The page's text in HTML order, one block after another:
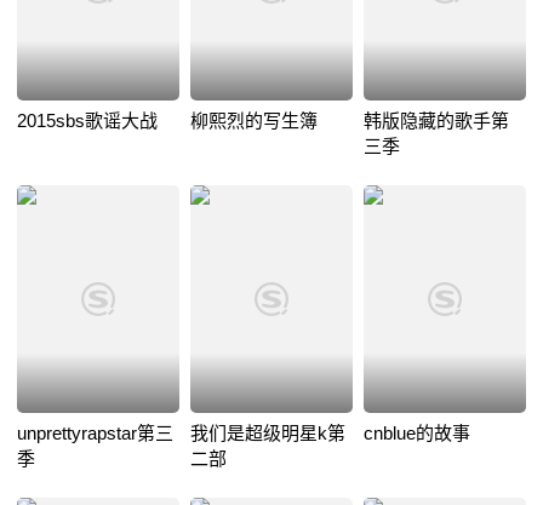
2015sbs歌谣大战 柳熙烈的写生簿
韩版隐藏的歌手第
三季
unprettyrapstar第三
季
我们是超级明星k第
二部
cnblue的故事